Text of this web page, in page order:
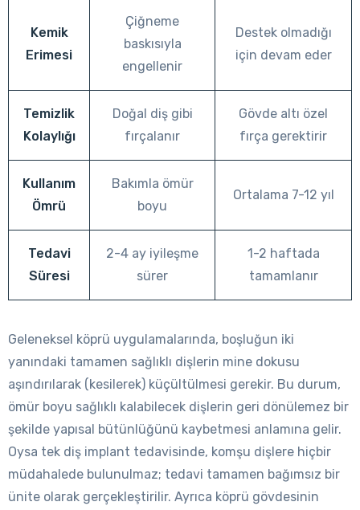
Kemik
Erimesi
Çiğneme
baskısıyla
engellenir
Destek olmadığı
için devam eder
Temizlik
Kolaylığı
Doğal diş gibi
fırçalanır
Gövde altı özel
fırça gerektirir
Kullanım
Ömrü
Bakımla ömür
boyu
Ortalama 7-12 yıl
Tedavi
Süresi
2-4 ay iyileşme
sürer
1-2 haftada
tamamlanır
Geleneksel köprü uygulamalarında, boşluğun iki
yanındaki tamamen sağlıklı dişlerin mine dokusu
aşındırılarak (kesilerek) küçültülmesi gerekir. Bu durum,
ömür boyu sağlıklı kalabilecek dişlerin geri dönülemez bir
şekilde yapısal bütünlüğünü kaybetmesi anlamına gelir.
Oysa tek diş implant tedavisinde, komşu dişlere hiçbir
müdahalede bulunulmaz; tedavi tamamen bağımsız bir
ünite olarak gerçekleştirilir. Ayrıca köprü gövdesinin